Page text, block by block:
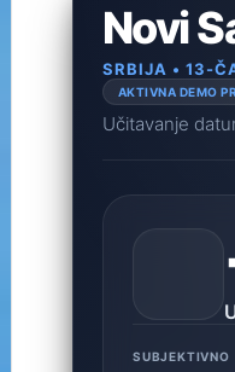
Novi
SRBIJA • 13-
AKTIVNA DEMO
Učitavanje
SUBJEKTIVNO